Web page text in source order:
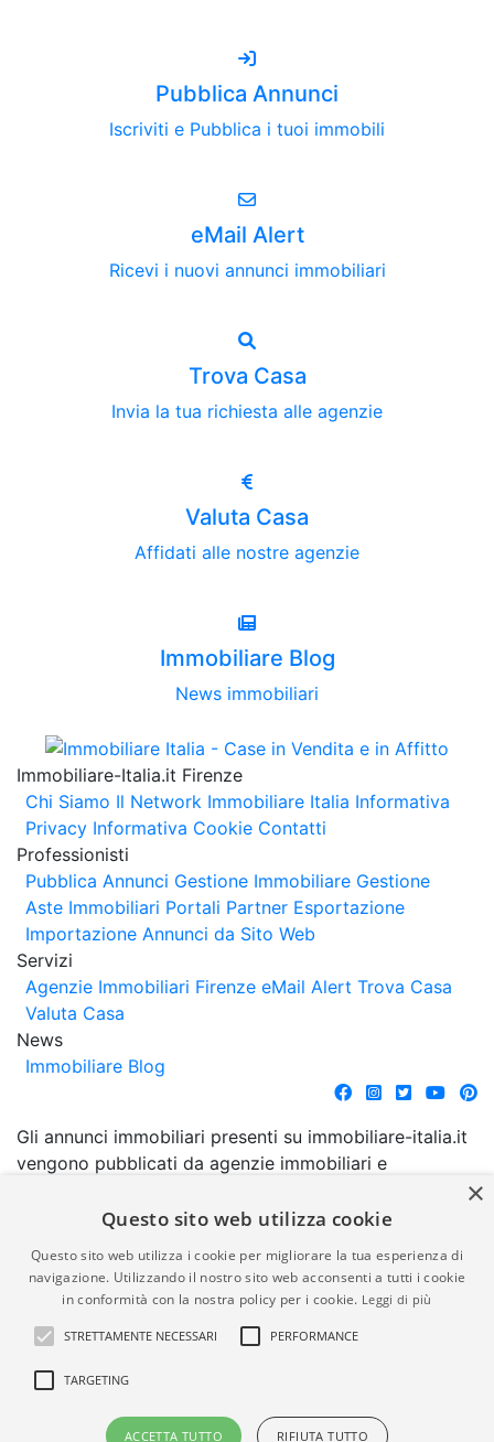
Pubblica Annunci
Iscriviti e Pubblica i tuoi immobili
eMail Alert
Ricevi i nuovi annunci immobiliari
Trova Casa
Invia la tua richiesta alle agenzie
Valuta Casa
Affidati alle nostre agenzie
Immobiliare Blog
News immobiliari
Immobiliare-Italia.it Firenze
Chi Siamo Il Network Immobiliare Italia Informativa
Privacy Informativa Cookie Contatti
Professionisti
Pubblica Annunci Gestione Immobiliare Gestione
Aste Immobiliari Portali Partner Esportazione
Importazione Annunci da Sito Web
Servizi
Agenzie Immobiliari Firenze eMail Alert Trova Casa
Valuta Casa
News
Immobiliare Blog
Gli annunci immobiliari presenti su immobiliare-italia.it
vengono pubblicati da agenzie immobiliari e
comporta l'approvazione o l'avallo da parte di
garanzia da parte di quest'ultima. immobiliare-italia.it
quindi non è responsabile della veridicità, della
correttezza, della completezza, della normativa in
materia di privacy e/o di alcun altro aspetto dei
suddetti annunci.
© Copyright 2007 - 2026
Powered by
×
Questo sito web utilizza cookie
Questo sito web utilizza i cookie per migliorare la tua esperienza di
navigazione. Utilizzando il nostro sito web acconsenti a tutti i cookie
in conformità con la nostra policy per i cookie. Leggi di più
STRETTAMENTE NECESSARI PERFORMANCE
TARGETING
ACCETTA TUTTO RIFIUTA TUTTO